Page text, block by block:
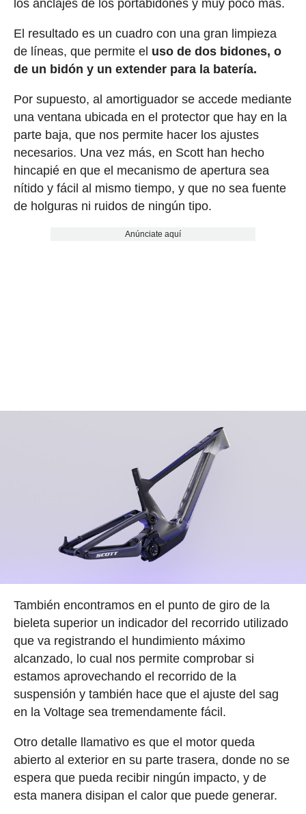
los anclajes de los portabidones y muy poco más.
El resultado es un cuadro con una gran limpieza
de líneas, que permite el uso de dos bidones, o
de un bidón y un extender para la batería.
Por supuesto, al amortiguador se accede mediante
una ventana ubicada en el protector que hay en la
parte baja, que nos permite hacer los ajustes
necesarios. Una vez más, en Scott han hecho
hincapié en que el mecanismo de apertura sea
nítido y fácil al mismo tiempo, y que no sea fuente
de holguras ni ruidos de ningún tipo.
Anúnciate aquí
También encontramos en el punto de giro de la
bieleta superior un indicador del recorrido utilizado
que va registrando el hundimiento máximo
alcanzado, lo cual nos permite comprobar si
estamos aprovechando el recorrido de la
suspensión y también hace que el ajuste del sag
en la Voltage sea tremendamente fácil.
Otro detalle llamativo es que el motor queda
abierto al exterior en su parte trasera, donde no se
espera que pueda recibir ningún impacto, y de
esta manera disipan el calor que puede generar.